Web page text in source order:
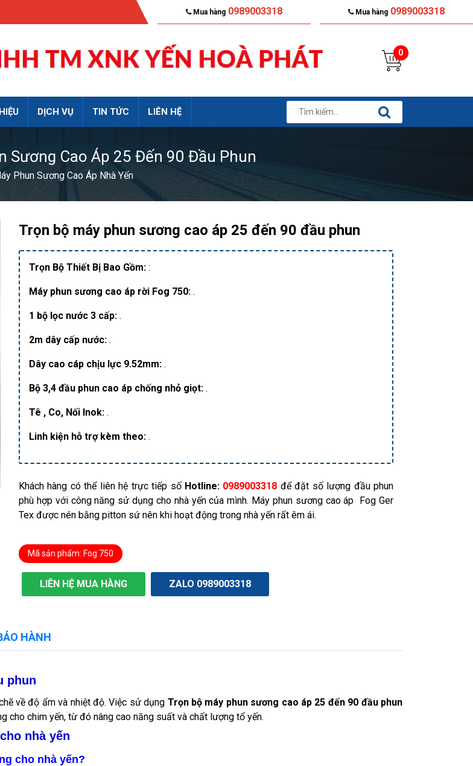
Mua hàng0989003318 Mua hàng0989003318
0
DỊCH VỤ TIN TỨC LIÊN HỆ
Sương Cao Áp 25 Đến 90 Đầu Phun
Phun Sương Cao Áp Nhà Yến
Trọn bộ máy phun sương cao áp 25 đến 90 đầu phun
Trọn Bộ Thiết Bị Bao Gồm: :
Máy phun sương cao áp rời Fog 750: .
1 bộ lọc nước 3 cấp: .
2m dây cấp nước: .
Dây cao cáp chịu lực 9.52mm: .
Bộ 3,4 đầu phun cao áp chống nhỏ giọt: .
Tê , Co, Nối Inok: .
Linh kiện hỗ trợ kèm theo: .
Khách hàng có thể liên hệ trực tiếp số Hotline: 0989003318 để đặt số lượng đầu phun
phù hợp với công năng sử dụng cho nhà yến của mình. Máy phun sương cao áp Fog Ger
Tex được nén bằng pitton sứ nên khi hoạt động trong nhà yến rất êm ái.
Mã sản phẩm: Fog 750
LIÊN HỆ MUA HÀNG ZALO 0989003318
HÀNH
phun
về độ ẩm và nhiệt độ. Việc sử dụng Trọn bộ máy phun sương cao áp 25 đến 90 đầu phun
chim yến, từ đó nâng cao năng suất và chất lượng tổ yến.
nhà yến
cho nhà yến?